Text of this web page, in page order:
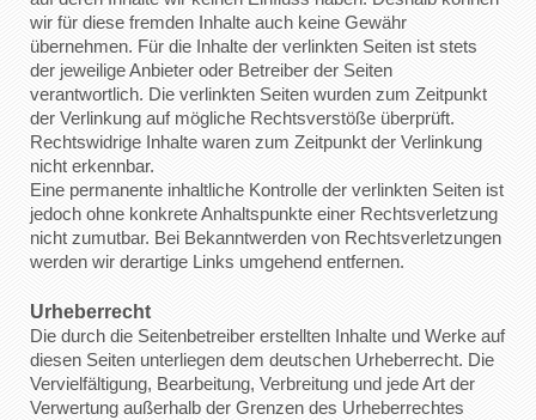
wir für diese fremden Inhalte auch keine Gewähr
übernehmen. Für die Inhalte der verlinkten Seiten ist stets
der jeweilige Anbieter oder Betreiber der Seiten
verantwortlich. Die verlinkten Seiten wurden zum Zeitpunkt
der Verlinkung auf mögliche Rechtsverstöße überprüft.
Rechtswidrige Inhalte waren zum Zeitpunkt der Verlinkung
nicht erkennbar.
Eine permanente inhaltliche Kontrolle der verlinkten Seiten ist
jedoch ohne konkrete Anhaltspunkte einer Rechtsverletzung
nicht zumutbar. Bei Bekanntwerden von Rechtsverletzungen
werden wir derartige Links umgehend entfernen.
Urheberrecht
Die durch die Seitenbetreiber erstellten Inhalte und Werke auf
diesen Seiten unterliegen dem deutschen Urheberrecht. Die
Vervielfältigung, Bearbeitung, Verbreitung und jede Art der
Verwertung außerhalb der Grenzen des Urheberrechtes